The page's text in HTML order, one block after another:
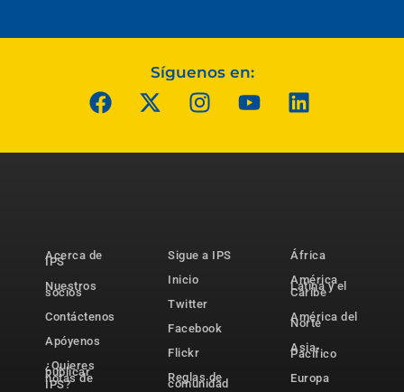
Síguenos en:
Acerca de
IPS
Nuestros
socios
Contáctenos
Apóyenos
¿Quieres
publicar
notas de
IPS?
Sigue a IPS
Inicio
Twitter
Facebook
Flickr
Reglas de
comunidad
África
América
Latina y el
Caribe
América del
Norte
Asia-
Pacífico
Europa